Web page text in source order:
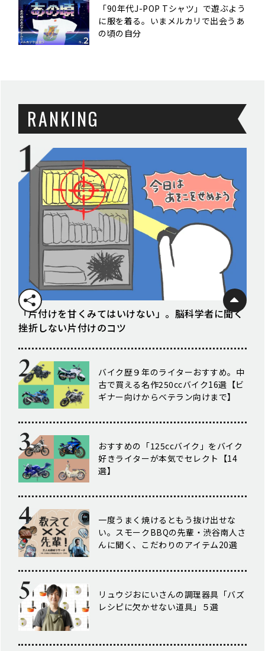
「90年代J-POP Tシャツ」で遊ぶよう
に服を着る。いまメルカリで出会うあ
の頃の自分
RANKING
「片付けを甘くみてはいけない」。脳科学者に聞く
挫折しない片付けのコツ
バイク歴９年のライターおすすめ。中
古で買える名作250ccバイク16選【ビ
ギナー向けからベテラン向けまで】
おすすめの「125ccバイク」をバイク
好きライターが本気でセレクト【14
選】
一度うまく焼けるともう抜け出せな
い。スモークBBQの先輩・渋谷南人さ
んに聞く、こだわりのアイテム20選
リュウジおにいさんの調理器具「バズ
レシピに欠かせない道具」５選